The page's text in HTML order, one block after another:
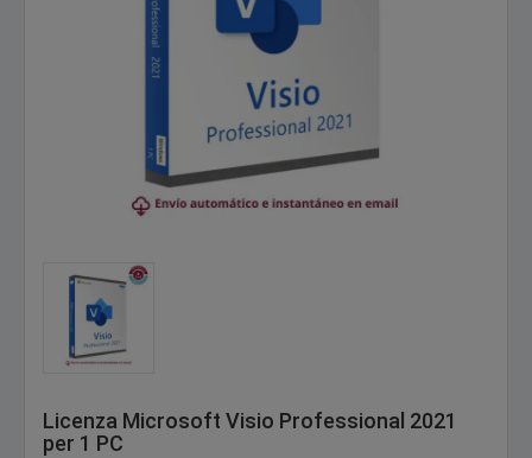
Licenza Microsoft Visio Professional 2021
per 1 PC